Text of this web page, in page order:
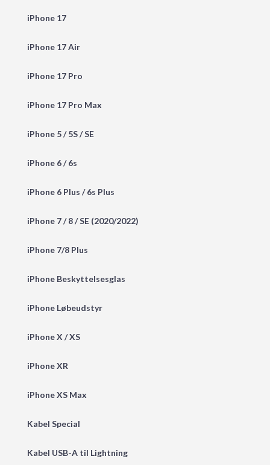
iPhone 17
iPhone 17 Air
iPhone 17 Pro
iPhone 17 Pro Max
iPhone 5 / 5S / SE
iPhone 6 / 6s
iPhone 6 Plus / 6s Plus
iPhone 7 / 8 / SE (2020/2022)
iPhone 7/8 Plus
iPhone Beskyttelsesglas
iPhone Løbeudstyr
iPhone X / XS
iPhone XR
iPhone XS Max
Kabel Special
Kabel USB-A til Lightning